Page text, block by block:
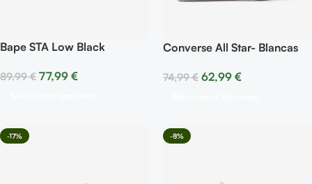
Bape STA Low Black
89,99€ 77,99 €
Converse All Star- Blancas
74,99€ 62,99 €
-17% -8%